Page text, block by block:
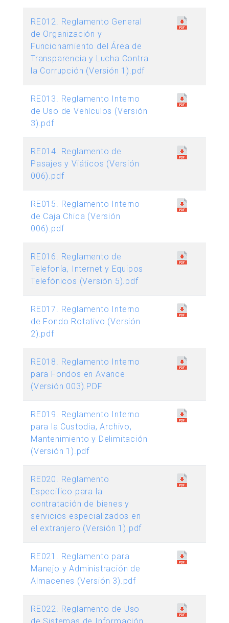
RE012. Reglamento General
de Organización y
Funcionamiento del Área de
Transparencia y Lucha Contra
la Corrupción (Versión 1).pdf
RE013. Reglamento Interno
de Uso de Vehículos (Versión
3).pdf
RE014. Reglamento de
Pasajes y Viáticos (Versión
006).pdf
RE015. Reglamento Interno
de Caja Chica (Versión
006).pdf
RE016. Reglamento de
Telefonía, Internet y Equipos
Telefónicos (Versión 5).pdf
RE017. Reglamento Interno
de Fondo Rotativo (Versión
2).pdf
RE018. Reglamento Interno
para Fondos en Avance
(Versión 003).PDF
RE019. Reglamento Interno
para la Custodia, Archivo,
Mantenimiento y Delimitación
(Versión 1).pdf
RE020. Reglamento
Especifico para la
contratación de bienes y
servicios especializados en
el extranjero (Versión 1).pdf
RE021. Reglamento para
Manejo y Administración de
Almacenes (Versión 3).pdf
RE022. Reglamento de Uso